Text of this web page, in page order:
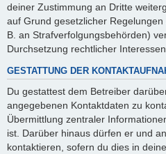
deiner Zustimmung an Dritte
auf Grund gesetzlicher
B. an Strafverfolgungsbehörden)
Durchsetzung rechtlicher
GESTATTUNG DER
Du gestattest dem Betreiber
angegebenen Kontaktdaten zu
Übermittlung zentraler
ist. Darüber hinaus dürfen er und
kontaktieren, sofern du dies in